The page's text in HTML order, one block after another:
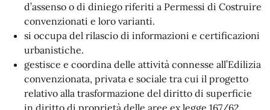
d’assenso o di diniego riferiti a Permessi di Costruire
convenzionati e loro varianti.
si occupa del rilascio di informazioni e certificazioni
urbanistiche.
gestisce e coordina delle attività connesse all’Edilizia
convenzionata, privata e sociale tra cui il progetto
relativo alla trasformazione del diritto di superficie
in diritto di proprietà delle aree ex legge 167/62.